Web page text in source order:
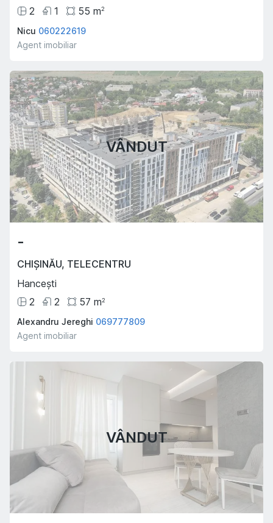
2
1 55 m2
Nicu 060222619
Agent imobiliar
VÂNDUT
-
CHIȘINĂU, TELECENTRU
Hancești
2
2 57 m2
Alexandru Jereghi 069777809
Agent imobiliar
VÂNDUT